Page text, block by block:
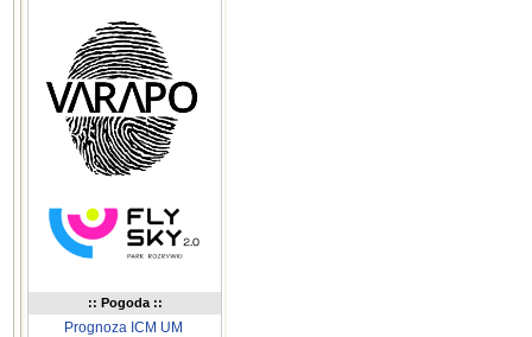
:: Pogoda ::
Prognoza ICM UM